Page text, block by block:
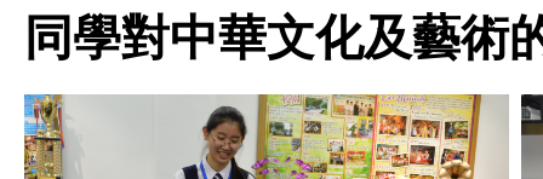
同學對中華文化及藝術